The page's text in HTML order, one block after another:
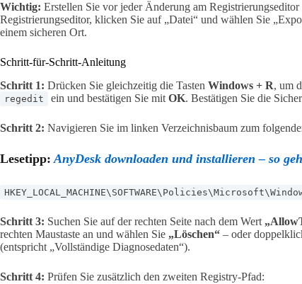
Wichtig: Erstellen Sie vor jeder Änderung am
Registrierungseditor, klicken Sie auf „Datei“ und wählen Sie
einem sicheren Ort.
Schritt-für-Schritt-Anleitung
Schritt 1: Drücken Sie gleichzeitig die Tasten Windows + R, um
regedit ein und bestätigen Sie mit OK. Bestätigen Sie die
Schritt 2: Navigieren Sie im linken Verzeichnisbaum zum
Lesetipp: AnyDesk downloaden und installieren – so
Schritt 3: Suchen Sie auf der rechten Seite nach dem Wert
rechten Maustaste an und wählen Sie „Löschen“ – oder
(entspricht „Vollständige Diagnosedaten“).
Schritt 4: Prüfen Sie zusätzlich den zweiten Registry-Pfad: